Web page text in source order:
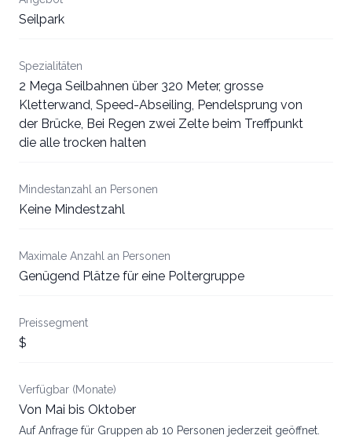
Seilpark
Spezialitäten
2 Mega Seilbahnen über 320 Meter, grosse
Kletterwand, Speed-Abseiling, Pendelsprung von
der Brücke, Bei Regen zwei Zelte beim Treffpunkt
die alle trocken halten
Mindestanzahl an Personen
Keine Mindestzahl
Maximale Anzahl an Personen
Genügend Plätze für eine Poltergruppe
Preissegment
$
Verfügbar (Monate)
Von Mai bis Oktober
Auf Anfrage für Gruppen ab 10 Personen jederzeit geöffnet.